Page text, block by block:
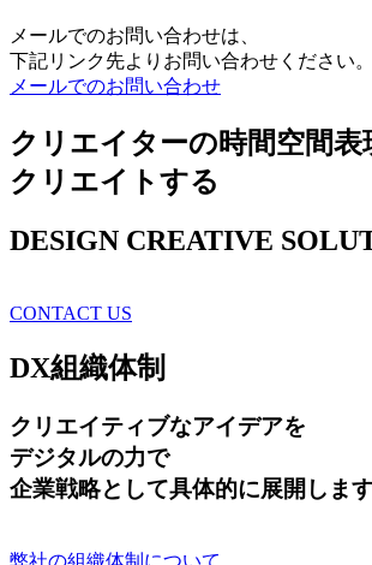
メールでのお問い合わせは、
下記リンク先よりお問い合わせください。
メールでのお問い合わせ
クリエイターの時間空間表
クリエイトする
DESIGN CREATIVE
CONTACT US
DX組織体制
クリエイティブなアイデアを
デジタルの力で
企業戦略として具体的に展開します
弊社の組織体制について